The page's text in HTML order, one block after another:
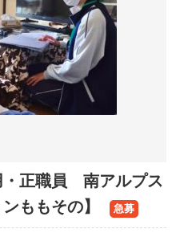
・正職員 南アルプス
ももその】
急募